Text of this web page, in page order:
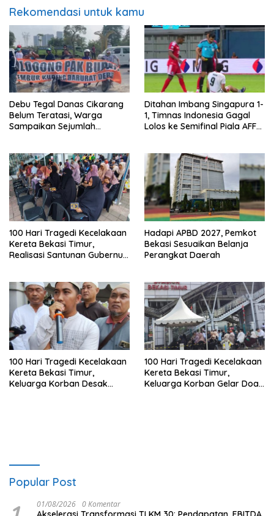
Rekomendasi untuk kamu
Debu Tegal Danas Cikarang
Belum Teratasi, Warga
Sampaikan Sejumlah
Ditahan Imbang Singapura 1-
1, Timnas Indonesia Gagal
Lolos ke Semifinal Piala AFF
100 Hari Tragedi Kecelakaan
Kereta Bekasi Timur,
Realisasi Santunan Gubernur
Hadapi APBD 2027, Pemkot
Bekasi Sesuaikan Belanja
Perangkat Daerah
100 Hari Tragedi Kecelakaan
Kereta Bekasi Timur,
Keluarga Korban Desak
100 Hari Tragedi Kecelakaan
Kereta Bekasi Timur,
Keluarga Korban Gelar Doa
Popular Post
01/08/2026 0 Komentar